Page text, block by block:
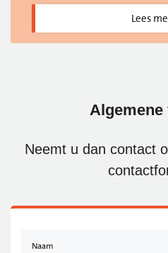
Lees
Algemene
Neemt u dan contact
Naam